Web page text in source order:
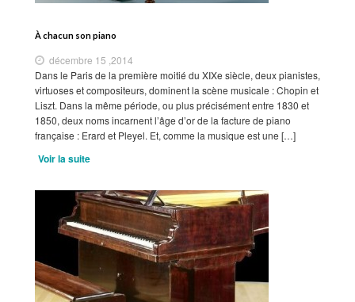
À chacun son piano
décembre 15 ,2014
Dans le Paris de la première moitié du XIXe siècle, deux pianistes,
virtuoses et compositeurs, dominent la scène musicale : Chopin et
Liszt. Dans la même période, ou plus précisément entre 1830 et
1850, deux noms incarnent l’âge d’or de la facture de piano
française : Erard et Pleyel. Et, comme la musique est une […]
Voir la suite